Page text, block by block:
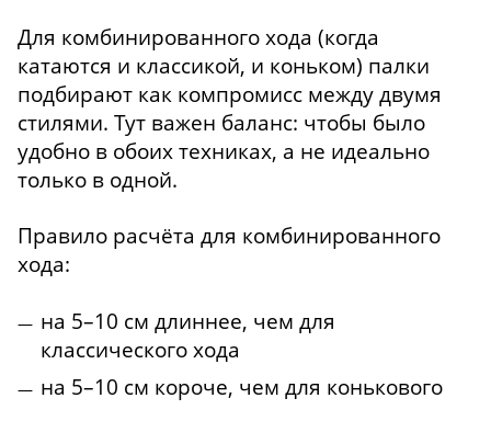
Для комбинированного хода (когда
катаются и классикой, и коньком) палки
подбирают как компромисс между двумя
стилями. Тут важен баланс: чтобы было
удобно в обоих техниках, а не идеально
только в одной.
Правило расчёта для комбинированного
хода:
на 5–10 см длиннее, чем для
классического хода
на 5–10 см короче, чем для конькового